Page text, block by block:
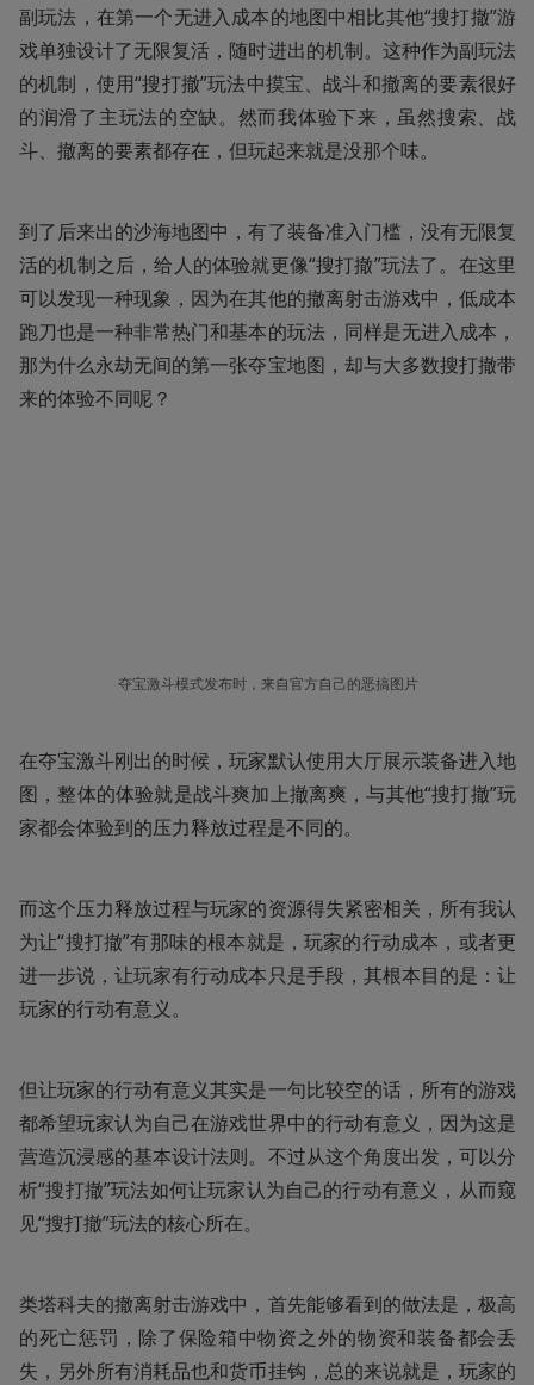
副玩法，在第一个无进入成本的地图中相比其他“搜打撤”游
戏单独设计了无限复活，随时进出的机制。这种作为副玩法
的机制，使用“搜打撤”玩法中摸宝、战斗和撤离的要素很好
的润滑了主玩法的空缺。然而我体验下来，虽然搜索、战
斗、撤离的要素都存在，但玩起来就是没那个味。
到了后来出的沙海地图中，有了装备准入门槛，没有无限复
活的机制之后，给人的体验就更像“搜打撤”玩法了。在这里
可以发现一种现象，因为在其他的撤离射击游戏中，低成本
跑刀也是一种非常热门和基本的玩法，同样是无进入成本，
那为什么永劫无间的第一张夺宝地图，却与大多数搜打撤带
来的体验不同呢？
夺宝激斗模式发布时，来自官方自己的恶搞图片
在夺宝激斗刚出的时候，玩家默认使用大厅展示装备进入地
图，整体的体验就是战斗爽加上撤离爽，与其他“搜打撤”玩
家都会体验到的压力释放过程是不同的。
而这个压力释放过程与玩家的资源得失紧密相关，所有我认
为让“搜打撤”有那味的根本就是，玩家的行动成本，或者更
进一步说，让玩家有行动成本只是手段，其根本目的是：让
玩家的行动有意义。
但让玩家的行动有意义其实是一句比较空的话，所有的游戏
都希望玩家认为自己在游戏世界中的行动有意义，因为这是
营造沉浸感的基本设计法则。不过从这个角度出发，可以分
析“搜打撤”玩法如何让玩家认为自己的行动有意义，从而窥
见“搜打撤”玩法的核心所在。
类塔科夫的撤离射击游戏中，首先能够看到的做法是，极高
的死亡惩罚，除了保险箱中物资之外的物资和装备都会丢
失，另外所有消耗品也和货币挂钩，总的来说就是，玩家的